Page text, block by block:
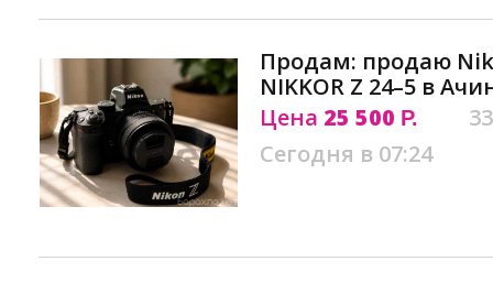
Продам: продаю
NIKKOR Z 24–5 в
Цена 25 500 Р.
Сегодня в 07:24